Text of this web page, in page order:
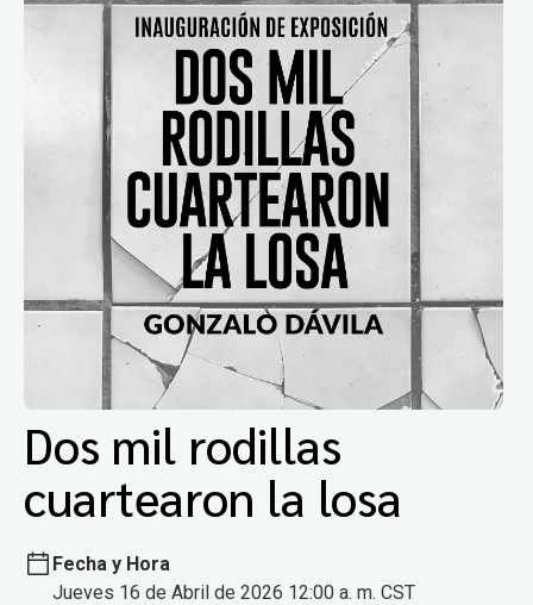
Dos mil rodillas
cuartearon la losa
Fecha y Hora
Jueves 16 de Abril de 2026 12:00 a. m. CST